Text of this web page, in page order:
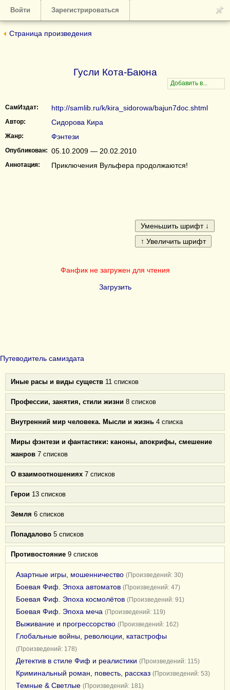
Войти Зарегистрироваться
Страница произведения
Гусли Кота-Баюна
СамИздат: http://samlib.ru/k/kira_sidorowa/bajun7doc.shtml
Автор: Сидорова Кира
Жанр: Фэнтези
Опубликован: 05.10.2009 — 20.02.2010
Аннотация: Приключения Вульфера продолжаются!
Фанфик не загружен для чтения
Загрузить
Путеводитель самиздата
Иные расы и виды существ 11 списков
Профессии, занятия, стили жизни 8 списков
Внутренний мир человека. Мысли и жизнь 4 списка
Миры фэнтези и фантастики: каноны, апокрифы, смешение
жанров 7 списков
О взаимоотношениях 7 списков
Герои 13 списков
Земля 6 списков
Попадалово 5 списков
Противостояние 9 списков
Азартные игры, мошенничество (Произведений: 30)
Боевая Фиф. Эпоха автоматов (Произведений: 47)
Боевая Фиф. Эпоха космолётов (Произведений: 91)
Боевая Фиф. Эпоха меча (Произведений: 119)
Выживание и прогрессорство (Произведений: 162)
Глобальные войны, революции, катастрофы
(Произведений: 178)
Детектив в стиле Фиф и реалистики (Произведений: 115)
Криминальный роман, повесть, рассказ (Произведений: 53)
Темные & Светлые (Произведений: 181)